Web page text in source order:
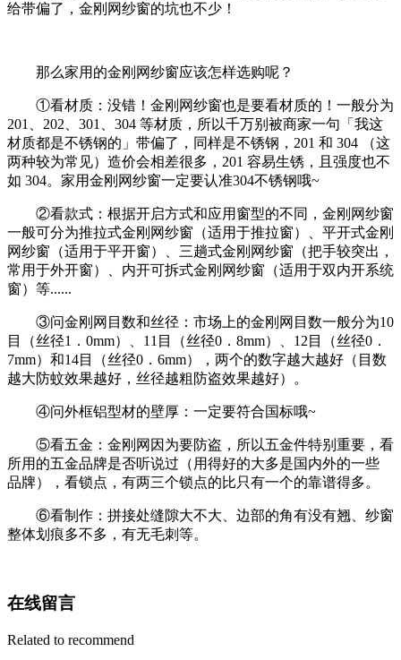
给带偏了，金刚网纱窗的坑也不少！
那么家用的金刚网纱窗应该怎样选购呢？
①看材质：没错！金刚网纱窗也是要看材质的！一般分为
201、202、301、304 等材质，所以千万别被商家一句「我这
材质都是不锈钢的」带偏了，同样是不锈钢，201 和 304 （这
两种较为常见）造价会相差很多，201 容易生锈，且强度也不
如 304。家用金刚网纱窗一定要认准304不锈钢哦~
②看款式：根据开启方式和应用窗型的不同，金刚网纱窗
一般可分为推拉式金刚网纱窗（适用于推拉窗）、平开式金刚
网纱窗（适用于平开窗）、三趟式金刚网纱窗（把手较突出，
常用于外开窗）、内开可拆式金刚网纱窗（适用于双内开系统
窗）等......
③问金刚网目数和丝径：市场上的金刚网目数一般分为10
目（丝径1．0mm）、11目（丝径0．8mm）、12目（丝径0．
7mm）和14目（丝径0．6mm），两个的数字越大越好（目数
越大防蚊效果越好，丝径越粗防盗效果越好）。
④问外框铝型材的壁厚：一定要符合国标哦~
⑤看五金：金刚网因为要防盗，所以五金件特别重要，看
所用的五金品牌是否听说过（用得好的大多是国内外的一些
品牌），看锁点，有两三个锁点的比只有一个的靠谱得多。
⑥看制作：拼接处缝隙大不大、边部的角有没有翘、纱窗
整体划痕多不多，有无毛刺等。
在线留言
Related to recommend